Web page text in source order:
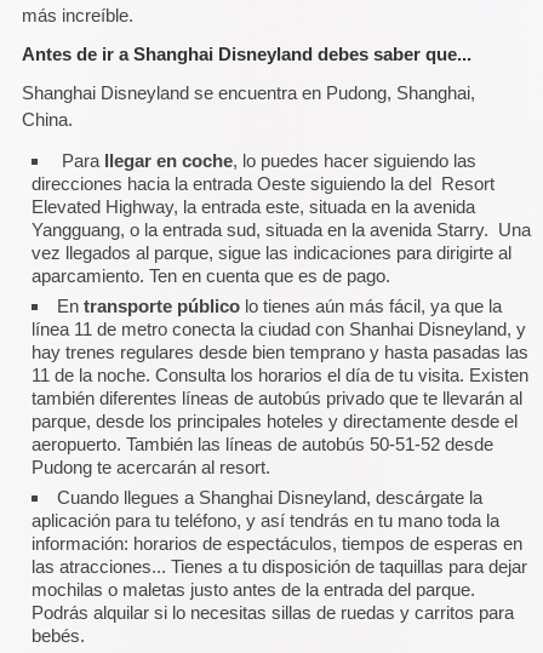
más increíble.
Antes de ir a Shanghai Disneyland debes saber que...
Shanghai Disneyland se encuentra en Pudong, Shanghai,
China.
Para llegar en coche, lo puedes hacer siguiendo las
direcciones hacia la entrada Oeste siguiendo la del Resort
Elevated Highway, la entrada este, situada en la avenida
Yangguang, o la entrada sud, situada en la avenida Starry. Una
vez llegados al parque, sigue las indicaciones para dirigirte al
aparcamiento. Ten en cuenta que es de pago.
En transporte público lo tienes aún más fácil, ya que la
línea 11 de metro conecta la ciudad con Shanhai Disneyland, y
hay trenes regulares desde bien temprano y hasta pasadas las
11 de la noche. Consulta los horarios el día de tu visita. Existen
también diferentes líneas de autobús privado que te llevarán al
parque, desde los principales hoteles y directamente desde el
aeropuerto. También las líneas de autobús 50-51-52 desde
Pudong te acercarán al resort.
Cuando llegues a Shanghai Disneyland, descárgate la
aplicación para tu teléfono, y así tendrás en tu mano toda la
información: horarios de espectáculos, tiempos de esperas en
las atracciones... Tienes a tu disposición de taquillas para dejar
mochilas o maletas justo antes de la entrada del parque.
Podrás alquilar si lo necesitas sillas de ruedas y carritos para
bebés.